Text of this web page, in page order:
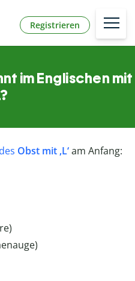
Registrieren
im Englischen mit
Obst mit ‚L‘am Anfang: